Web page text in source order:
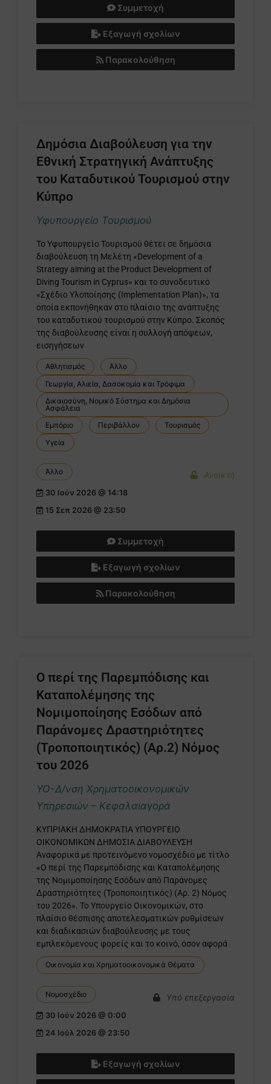
Συμμετοχή
Εξαγωγή σχολίων
Παρακολούθηση
Δημόσια Διαβούλευση για την
Εθνική Στρατηγική Ανάπτυξης
του Καταδυτικού Τουρισμού στην
Κύπρο
Υφυπουργείο Τουρισμού
Το Υφυπουργείο Τουρισμού θέτει σε δημόσια
διαβούλευση τη Μελέτη «Development of a
Strategy aiming at the Product Development of
Diving Tourism in Cyprus» και το συνοδευτικό
«Σχέδιο Υλοποίησης (Implementation Plan)», τα
οποία εκπονήθηκαν στο πλαίσιο της ανάπτυξης
του καταδυτικού τουρισμού στην Κύπρο. Σκοπός
της διαβούλευσης είναι η συλλογή απόψεων,
εισηγήσεων
Αθλητισμός
Άλλο
Γεωργία, Αλιεία, Δασοκομία και Τρόφιμα
Δικαιοσύνη, Νομικό Σύστημα και Δημόσια
Ασφάλεια
Εμπόριο
Περιβάλλον
Τουρισμός
Υγεία
Άλλο Ανοικτή
30 Ιούν 2026 @ 14:18
15 Σεπ 2026 @ 23:50
Συμμετοχή
Εξαγωγή σχολίων
Παρακολούθηση
Ο περί της Παρεμπόδισης και
Καταπολέμησης της
Νομιμοποίησης Εσόδων από
Παράνομες Δραστηριότητες
(Τροποποιητικός) (Αρ.2) Νόμος
του 2026
ΥΟ-Δ/νση Χρηματοοικονομικών
Υπηρεσιών – Κεφαλαιαγορά
ΚΥΠΡΙΑΚΗ ΔΗΜΟΚΡΑΤΙΑ ΥΠΟΥΡΓΕΙΟ
ΟΙΚΟΝΟΜΙΚΩΝ ΔΗΜΟΣΙΑ ΔΙΑΒΟΥΛΕΥΣΗ
Αναφορικά με προτεινόμενο νομοσχέδιο με τίτλο
«Ο περί της Παρεμπόδισης και Καταπολέμησης
της Νομιμοποίησης Εσόδων από Παράνομες
Δραστηριότητες (Τροποποιητικός) (Αρ. 2) Νόμος
του 2026». Το Υπουργείο Οικονομικών, στο
πλαίσιο θέσπισης αποτελεσματικών ρυθμίσεων
και διαδικασιών διαβούλευσης με τους
εμπλεκόμενους φορείς και το κοινό, όσον αφορά
Οικονομία και Χρηματοοικονομικά Θέματα
Νομοσχέδιο Υπό επεξεργασία
30 Ιούν 2026 @ 0:00
24 Ιούλ 2026 @ 23:50
Εξαγωγή σχολίων